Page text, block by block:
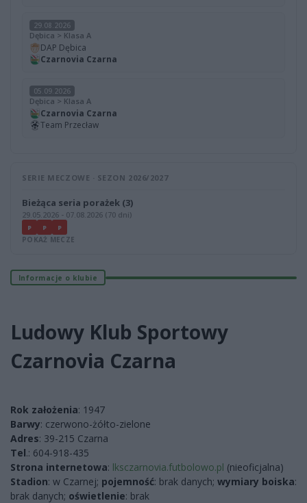
29.08.2026
Dębica > Klasa A
DAP Dębica
Czarnovia Czarna
05.09.2026
Dębica > Klasa A
Czarnovia Czarna
Team Przecław
SERIE MECZOWE · SEZON 2026/2027
Bieżąca seria porażek (3)
29.05.2026 - 07.08.2026 (70 dni)
P P P
POKAŻ MECZE
Informacje o klubie
Ludowy Klub Sportowy
Czarnovia Czarna
Rok założenia: 1947
Barwy: czerwono-żółto-zielone
Adres: 39-215 Czarna
Tel.: 604-918-435
Strona internetowa: lksczarnovia.futbolowo.pl (nieoficjalna)
Stadion: w Czarnej; pojemność: brak danych; wymiary boiska:
brak danych; oświetlenie: brak